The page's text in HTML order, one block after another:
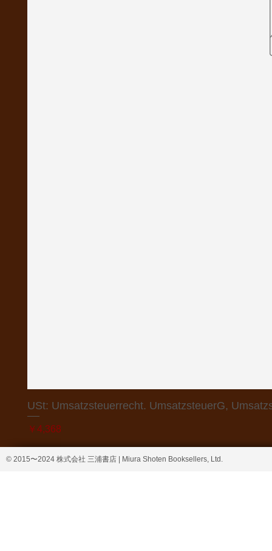
USt: Umsatzsteuerrecht. UmsatzsteuerG,
価格
￥4,368
© 2015〜2024 株式会社 三浦書店 | Miura Shoten Booksellers, Ltd.